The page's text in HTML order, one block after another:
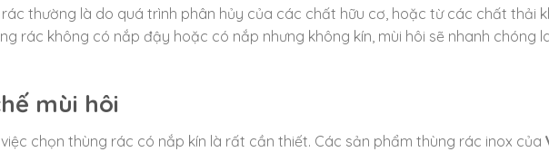
thường là do quá trình phân hủy của các chất hữu cơ, hoặc từ các chất thải
rác không có nắp đậy hoặc có nắp nhưng không kín, mùi hôi sẽ nhanh chóng
mùi hôi
chọn thùng rác có nắp kín là rất cần thiết. Các sản phẩm thùng rác inox của